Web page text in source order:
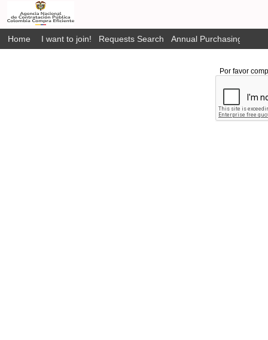
Home I want to join! Requests Search Annual Purchasing Plan
Por favor